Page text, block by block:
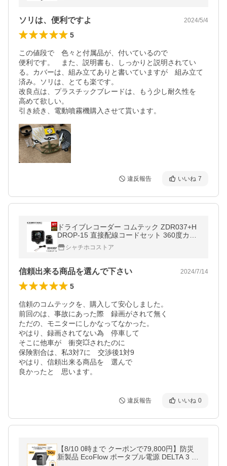
ソリは、便利ですよ 2024/5/4
5
この値段で　色々と付属品が、付いているので
便利です。　また、説明書も、しっかりと説明されてい
る。カバーは、組み立てありと書いていますが　組み立て
済み。ソリは、とても楽です。
改良点は、プラスチックブレードは、もう少し耐久性を
高めて欲しい。
違反報告 いいね 7
ドライブレコーダー コムテック ZDR037+H
DROP-15 直接配線コードセット 360度カメ
ラ+リヤカメラ 前後左右 日本製 3年保証 ノ
イズ対策済
シャチホコストア
信頼出来る商品を選んで下さい 2024/7/14
5
信頼のコムテックを、購入して安心しました。
前回のは、事故にあった際　録画がされて無く
ただの、モニターにしかなってなかった。
やはり、録画されてない為　停車して
そこに他車が　衝突💥されたのに
保険割合は、私3対7に　交渉後1対9
やはり、信頼出来る商品を　選んで
良かったと　思います。
違反報告 いいね 0
【8/10 0時まで クーポンで79,800円】防災
新製品 EcoFlow ポータブル電源 DELTA 3 Cl